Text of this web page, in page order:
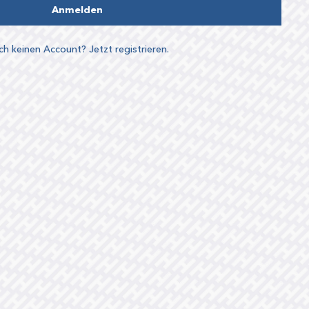
Anmelden
keinen Account? Jetzt registrieren.